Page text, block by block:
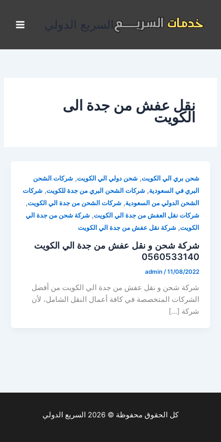
المحتوى
السريع الدولي
نقل عفش من جدة الى
الكويت
شحن بري الي الكويت,شحن دولي الي الكويت,شركات الشحن
البري في السعودية,شركات الشحن البري من جدة للكويت,شركات
الشحن الدولي من السعودية,شركات الشحن من جدة الي الكويت,
شركات نقل العفش من جدة الي الكويت,شركة شحن من جدة الي
الكويت,شركة نقل عفش من جدة الي الكويت
شركة شحن و نقل عفش من جدة الي الكويت
0560533140
admin /11/08/2022
شركة شحن و نقل عفش من جدة الي الكويت من أفضل
الشركات المتخصصة في كافة أعمال النقل الشامل، لأن
شركة […]
كل الحقوق محفوظة © 2026 السريع الدولي